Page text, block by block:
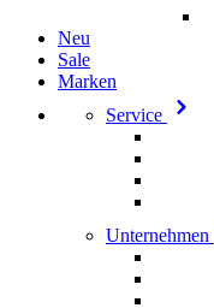
Neu
Sale
Marken
Service
Unternehmen